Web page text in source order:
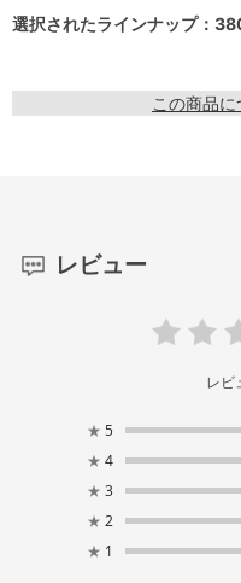
選択されたラインナップ：
この商品
レビュー
レビ
★ 5
★ 4
★ 3
★ 2
★ 1